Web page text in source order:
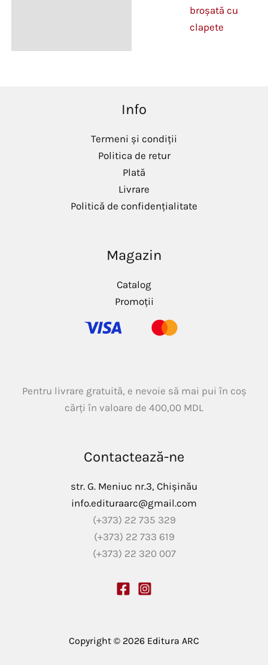
broșată cu
clapete
Info
Termeni și condiții
Politica de retur
Plată
Livrare
Politică de confidențialitate
Magazin
Catalog
Promoții
Pentru livrare gratuită, e nevoie să mai pui în coș
cărți în valoare de 400,00 MDL
Contactează-ne
str. G. Meniuc nr.3, Chișinău
info.edituraarc@gmail.com
(+373) 22 735 329
(+373) 22 733 619
(+373) 22 320 007
Copyright © 2026 Editura ARC